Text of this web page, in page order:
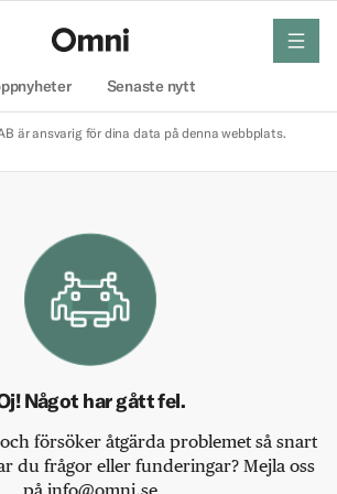
Senaste nytt
meny
är ansvarig för dina data på denna webbplats.
Något har gått fel.
försöker åtgärda problemet så snart
du frågor eller funderingar? Mejla oss